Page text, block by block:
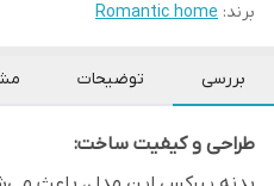
برند: Romantic home
بررسی توضیحات
طراحی و کیفیت ساخت: